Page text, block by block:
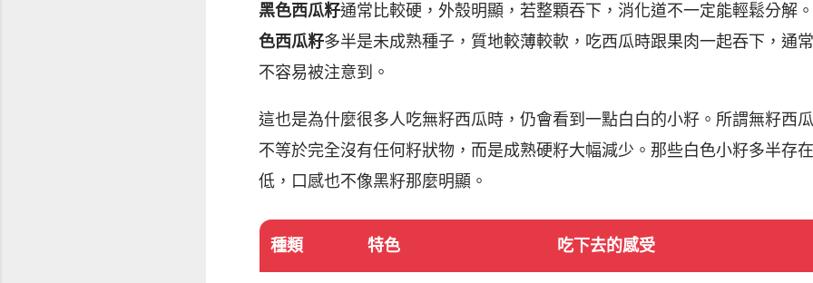
黑色西瓜籽通常比較硬，外殼明顯，若整顆吞下，消化道不一定能輕鬆分解。
色西瓜籽多半是未成熟種子，質地較薄較軟，吃西瓜時跟果肉一起吞下，通
不容易被注意到。
這也是為什麼很多人吃無籽西瓜時，仍會看到一點白白的小籽。所謂無籽西
不等於完全沒有任何籽狀物，而是成熟硬籽大幅減少。那些白色小籽多半存
低，口感也不像黑籽那麼明顯。
種類 特色 吃下去的感受